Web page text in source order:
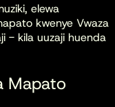
elewa
kwenye Vwaza
- kila uuzaji huenda
Mapato